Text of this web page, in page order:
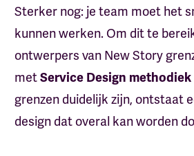
Sterker nog: je team moet het
kunnen werken. Om dit te
ontwerpers van New Story
metService Design methodiek
grenzen duidelijk zijn, ontstaat
design dat overal kan worden